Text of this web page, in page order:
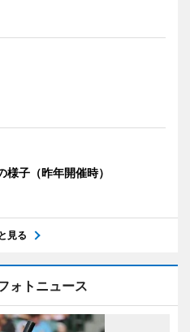
様子（昨年開催時）
見る
ォトニュース